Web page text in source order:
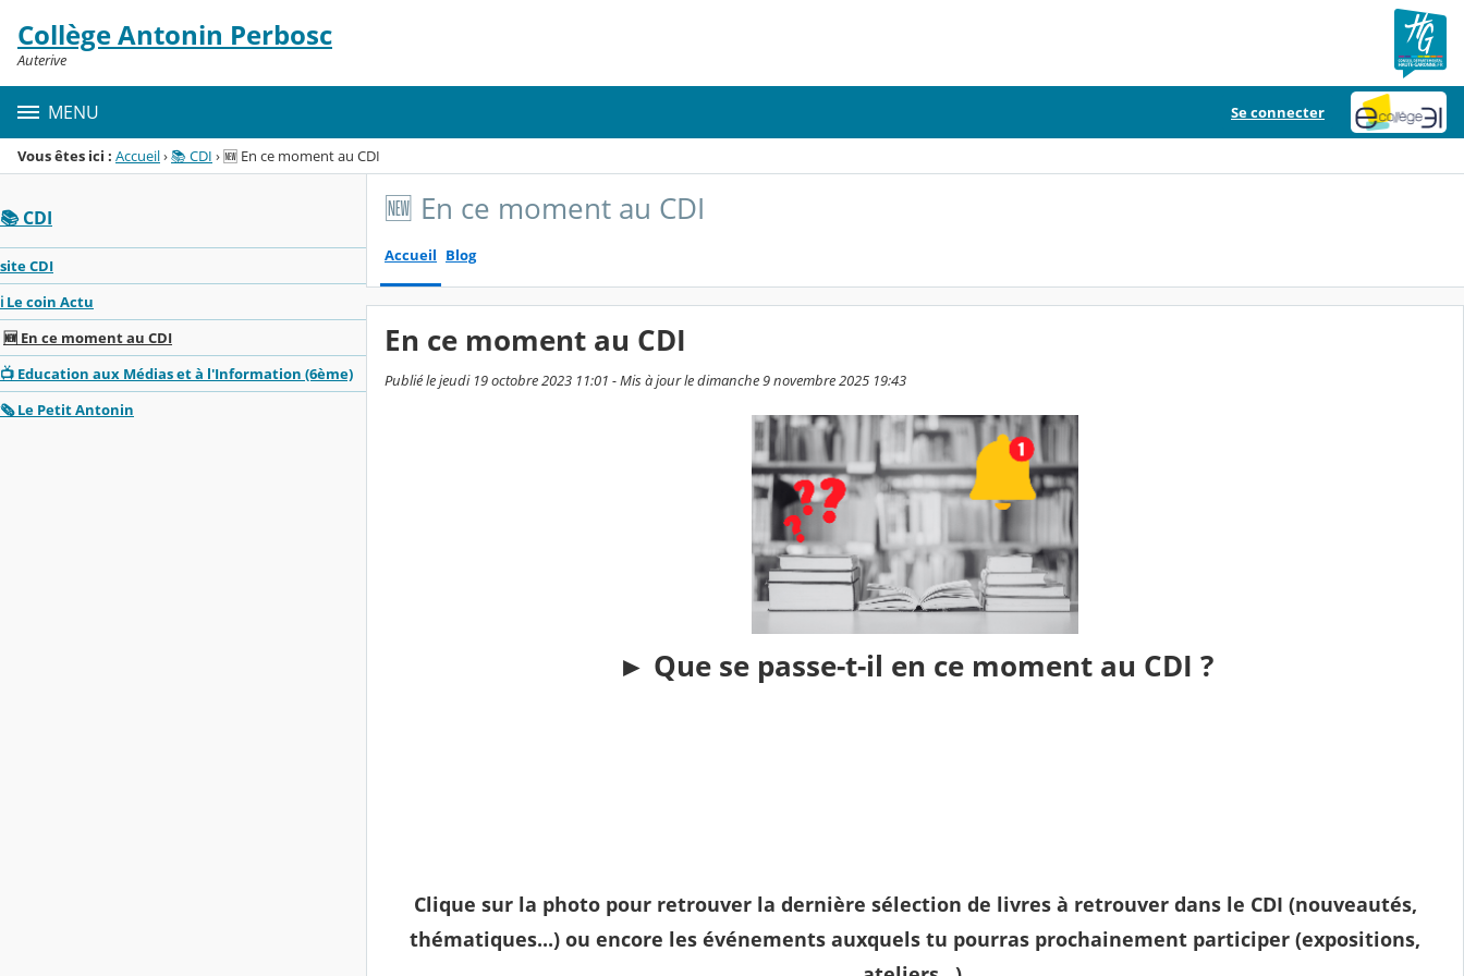
Menu de la rubrique
Contenu
Collège Antonin Perbosc
Auterive
MENU Se connecter
Vous êtes ici : Accueil›📚 CDI ›🆕 En ce moment au CDI
📚 CDI
site CDI
ℹ️ Le coin Actu
🆕 En ce moment au CDI
📺 Education aux Médias et à l'Information (6ème)
🗞️ Le Petit Antonin
🆕 En ce moment au CDI
Accueil Blog
En ce moment au CDI
Publié le jeudi 19 octobre 2023 11:01 - Mis à jour le dimanche 9 novembre 2025 19:43
► Que se passe-t-il en ce moment au CDI ?
Clique sur la photo pour retrouver la dernière sélection de livresà retrouver dans le CDI (nouveautés,
thématiques...) ou encore les événements auxquels tu pourras prochainement participer (expositions,